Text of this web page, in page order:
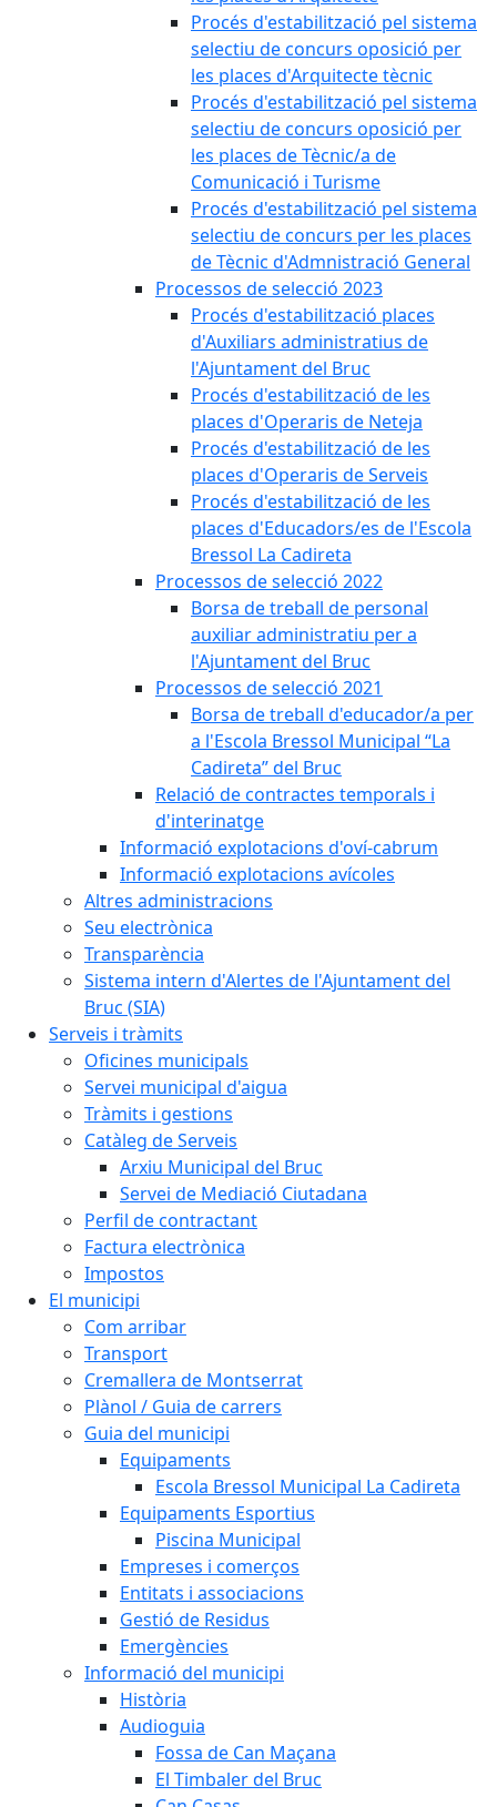
Procés d'estabilització pel sistema
selectiu de concurs oposició per
les places d'Arquitecte tècnic
Procés d'estabilització pel sistema
selectiu de concurs oposició per
les places de Tècnic/a de
Comunicació i Turisme
Procés d'estabilització pel sistema
selectiu de concurs per les places
de Tècnic d'Admnistració General
Processos de selecció 2023
Procés d'estabilització places
d'Auxiliars administratius de
l'Ajuntament del Bruc
Procés d'estabilització de les
places d'Operaris de Neteja
Procés d'estabilització de les
places d'Operaris de Serveis
Procés d'estabilització de les
places d'Educadors/es de l'Escola
Bressol La Cadireta
Processos de selecció 2022
Borsa de treball de personal
auxiliar administratiu per a
l'Ajuntament del Bruc
Processos de selecció 2021
Borsa de treball d'educador/a per
a l'Escola Bressol Municipal “La
Cadireta” del Bruc
Relació de contractes temporals i
d'interinatge
Informació explotacions d'oví-cabrum
Informació explotacions avícoles
Altres administracions
Seu electrònica
Transparència
Sistema intern d'Alertes de l'Ajuntament del
Bruc (SIA)
Serveis i tràmits
Oficines municipals
Servei municipal d'aigua
Tràmits i gestions
Catàleg de Serveis
Arxiu Municipal del Bruc
Servei de Mediació Ciutadana
Perfil de contractant
Factura electrònica
Impostos
El municipi
Com arribar
Transport
Cremallera de Montserrat
Plànol / Guia de carrers
Guia del municipi
Equipaments
Escola Bressol Municipal La Cadireta
Equipaments Esportius
Piscina Municipal
Empreses i comerços
Entitats i associacions
Gestió de Residus
Emergències
Informació del municipi
Història
Audioguia
Fossa de Can Maçana
El Timbaler del Bruc